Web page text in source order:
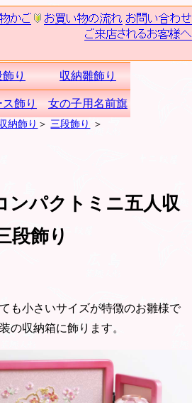
り 収納雛飾り
飾り 女の子用名前旗
納飾り ＞ 三段飾り ＞
ンパクトミニ五人収
段飾り
も小さいサイズが特徴のお雛様で
の収納箱に飾ります。